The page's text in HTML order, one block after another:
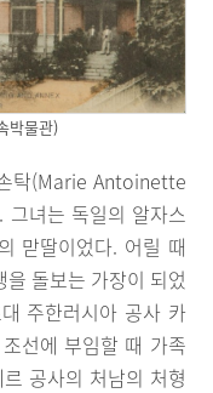
박물관)
탁(Marie Antoinette
녀는 독일의 알자스
맏딸이었다. 어릴 때
돌보는 가장이 되었
주한러시아 공사 카
선에 부임할 때 가족
공사의 처남의 처형